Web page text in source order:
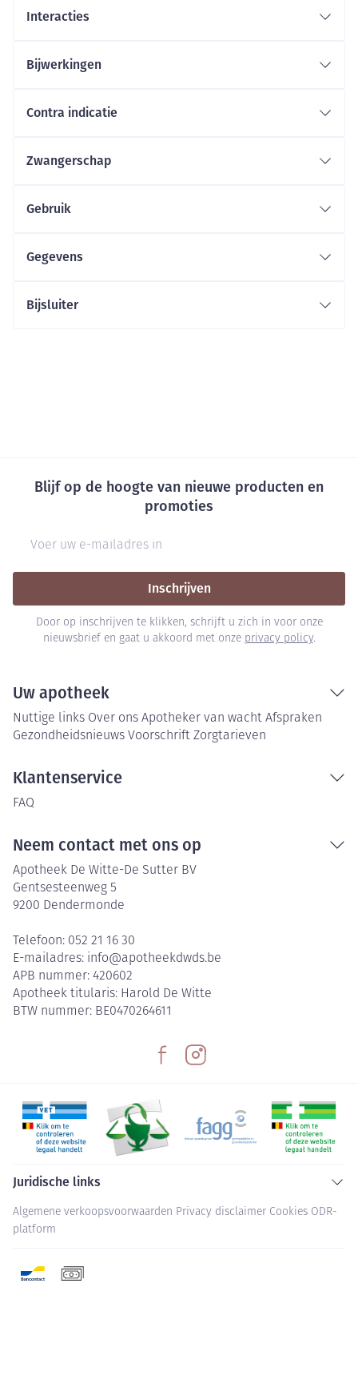
Interacties
Bijwerkingen
Contra indicatie
Zwangerschap
Gebruik
Gegevens
Bijsluiter
Blijf op de hoogte van nieuwe producten en
promoties
Inschrijven
Door op inschrijven te klikken, schrijft u zich in voor onze
nieuwsbrief en gaat u akkoord met onze privacy policy.
Uw apotheek
Nuttige links Over ons Apotheker van wacht Afspraken
Gezondheidsnieuws Voorschrift Zorgtarieven
Klantenservice
FAQ
Neem contact met ons op
Apotheek De Witte-De Sutter BV
Gentsesteenweg 5
9200 Dendermonde
Telefoon: 052 21 16 30
E-mailadres: info@apotheekdwds.be
APB nummer: 420602
Apotheek titularis: Harold De Witte
BTW nummer: BE0470264611
Juridische links
Algemene verkoopsvoorwaarden Privacy disclaimer Cookies ODR-
platform